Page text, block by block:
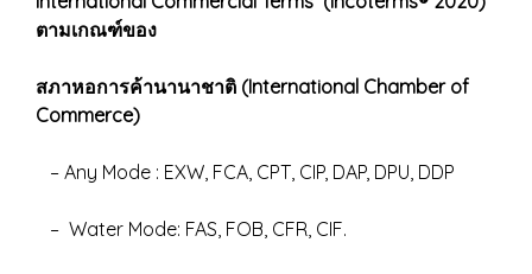
ตามเกณฑ์ของ
สภาหอการค้านานาชาติ (International Chamber of
Commerce)
– Any Mode : EXW, FCA, CPT, CIP, DAP, DPU, DDP
– Water Mode: FAS, FOB, CFR, CIF.